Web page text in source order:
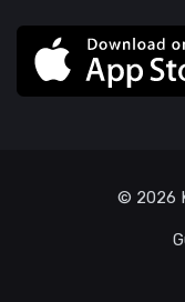
© 2026